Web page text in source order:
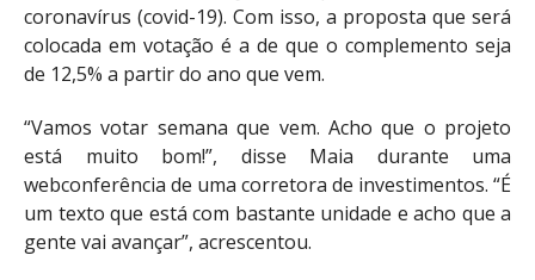
coronavírus (covid-19). Com isso, a proposta que será
colocada em votação é a de que o complemento seja
de 12,5% a partir do ano que vem.
“Vamos votar semana que vem. Acho que o projeto
está muito bom!”, disse Maia durante uma
webconferência de uma corretora de investimentos. “É
um texto que está com bastante unidade e acho que a
gente vai avançar”, acrescentou.